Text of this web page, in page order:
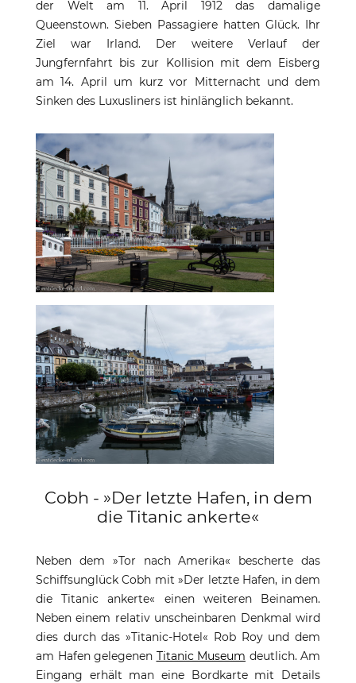
der Welt am 11. April 1912 das damalige
Queenstown. Sieben Passagiere hatten Glück. Ihr
Ziel war Irland. Der weitere Verlauf der
Jungfernfahrt bis zur Kollision mit dem Eisberg
am 14. April um kurz vor Mitternacht und dem
Sinken des Luxusliners ist hinlänglich bekannt.
Cobh - »Der letzte Hafen, in dem
die Titanic ankerte«
Neben dem »Tor nach Amerika« bescherte das
Schiffsunglück Cobh mit »Der letzte Hafen, in dem
die Titanic ankerte« einen weiteren Beinamen.
Neben einem relativ unscheinbaren Denkmal wird
dies durch das »Titanic-Hotel« Rob Roy und dem
am Hafen gelegenen Titanic Museum deutlich. Am
Eingang erhält man eine Bordkarte mit Details